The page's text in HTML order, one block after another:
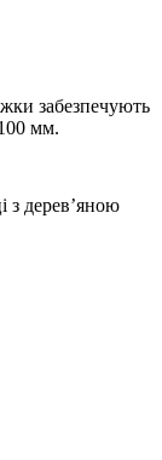
забезпечують
мм.
з дерев’яною